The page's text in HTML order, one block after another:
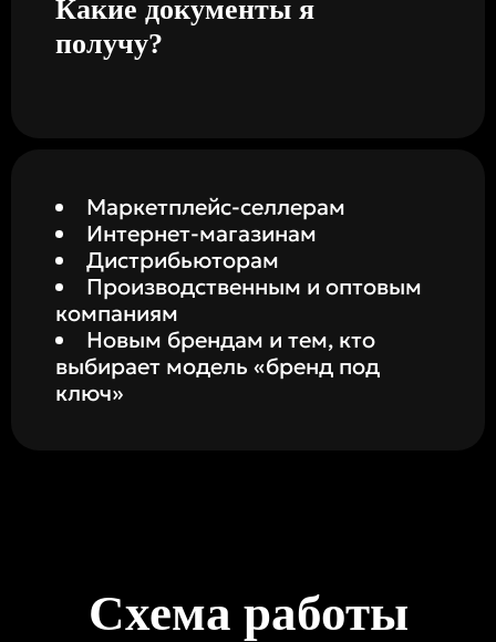
Какие документы я
получу?
Маркетплейс-селлерам
Интернет-магазинам
Дистрибьюторам
Производственным и оптовым
компаниям
Новым брендам и тем, кто
выбирает модель «бренд под
ключ»
Схема работы